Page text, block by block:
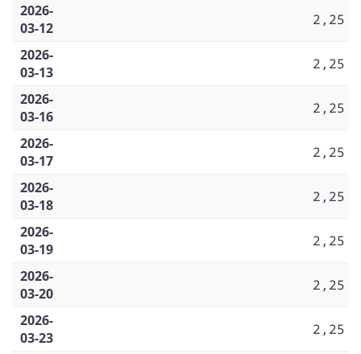
2026-
03-12
2,25
2026-
03-13
2,25
2026-
03-16
2,25
2026-
03-17
2,25
2026-
03-18
2,25
2026-
03-19
2,25
2026-
03-20
2,25
2026-
03-23
2,25